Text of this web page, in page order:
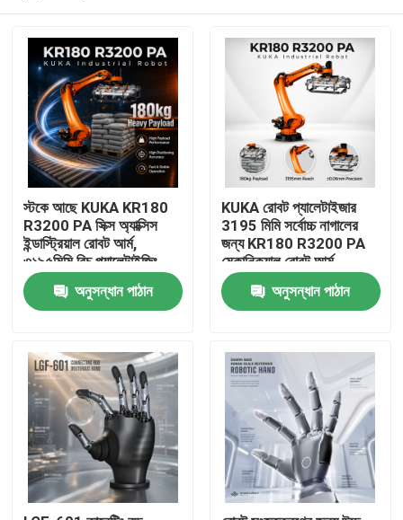
বাড়ি
পণ্য
ভিডিও
স্টকে আছে KUKA KR180
R3200 PA সিক্স অ্যাক্সিস
ইন্ডাস্ট্রিয়াল রোবট আর্ম,
৩১৯৫মিমি রিচ প্যালেটাইজিং
হ্যান্ডলিং রোবোটিক আর্ম
অনুসন্ধান পাঠান
KUKA রোবট প্যালেটাইজার
3195 মিমি সর্বোচ্চ নাগালের
জন্য KR180 R3200 PA
মেকানিক্যাল রোবট আর্ম
অনুসন্ধান পাঠান